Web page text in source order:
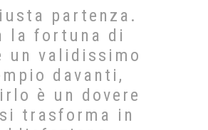
partenza.
la fortuna di
un validissimo
davanti,
è un dovere
trasforma in